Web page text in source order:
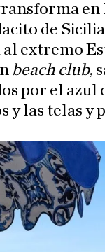
en
de
extremo
beach club,
por el azul
y las telas y